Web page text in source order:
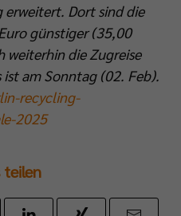
erweitert. Dort sind die
günstiger (35,00
weiterhin die Zugreise
am Sonntag (02. Feb).
recycling-
2025
teilen